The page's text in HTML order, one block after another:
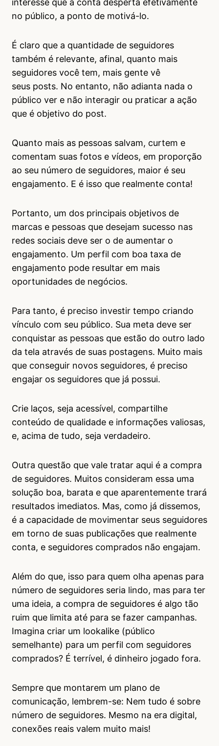
interesse que a conta desperta efetivamente
no público, a ponto de motivá-lo.
É claro que a quantidade de seguidores
também é relevante, afinal, quanto mais
seguidores você tem, mais gente vê
seus posts. No entanto, não adianta nada o
público ver e não interagir ou praticar a ação
que é objetivo do post.
Quanto mais as pessoas salvam, curtem e
comentam suas fotos e vídeos, em proporção
ao seu número de seguidores, maior é seu
engajamento. E é isso que realmente conta!
Portanto, um dos principais objetivos de
marcas e pessoas que desejam sucesso nas
redes sociais deve ser o de aumentar o
engajamento. Um perfil com boa taxa de
engajamento pode resultar em mais
oportunidades de negócios.
Para tanto, é preciso investir tempo criando
vínculo com seu público. Sua meta deve ser
conquistar as pessoas que estão do outro lado
da tela através de suas postagens. Muito mais
que conseguir novos seguidores, é preciso
engajar os seguidores que já possui.
Crie laços, seja acessível, compartilhe
conteúdo de qualidade e informações valiosas,
e, acima de tudo, seja verdadeiro.
Outra questão que vale tratar aqui é a compra
de seguidores. Muitos consideram essa uma
solução boa, barata e que aparentemente trará
resultados imediatos. Mas, como já dissemos,
é a capacidade de movimentar seus seguidores
em torno de suas publicações que realmente
conta, e seguidores comprados não engajam.
Além do que, isso para quem olha apenas para
número de seguidores seria lindo, mas para ter
uma ideia, a compra de seguidores é algo tão
ruim que limita até para se fazer campanhas.
Imagina criar um lookalike (público
semelhante) para um perfil com seguidores
comprados? É terrível, é dinheiro jogado fora.
Sempre que montarem um plano de
comunicação, lembrem-se: Nem tudo é sobre
número de seguidores. Mesmo na era digital,
conexões reais valem muito mais!